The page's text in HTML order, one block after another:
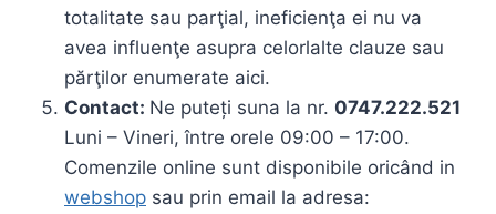
totalitate sau parţial, ineficienţa ei nu va
avea influenţe asupra celorlalte clauze sau
părţilor enumerate aici.
Contact: Ne puteți suna la nr. 0747.222.521
Luni – Vineri, între orele 09:00 – 17:00.
Comenzile online sunt disponibile oricând in
webshop sau prin email la adresa: